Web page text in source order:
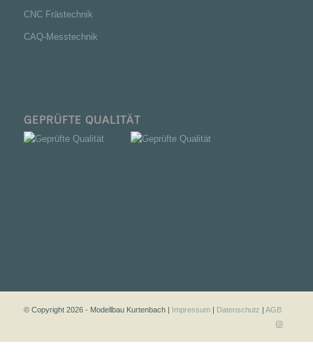
CNC Frästechnik
CAQ-Messtechnik
GEPRÜFTE QUALITÄT
© Copyright 2026 - Modellbau Kurtenbach | Impressum| Datenschutz AGB